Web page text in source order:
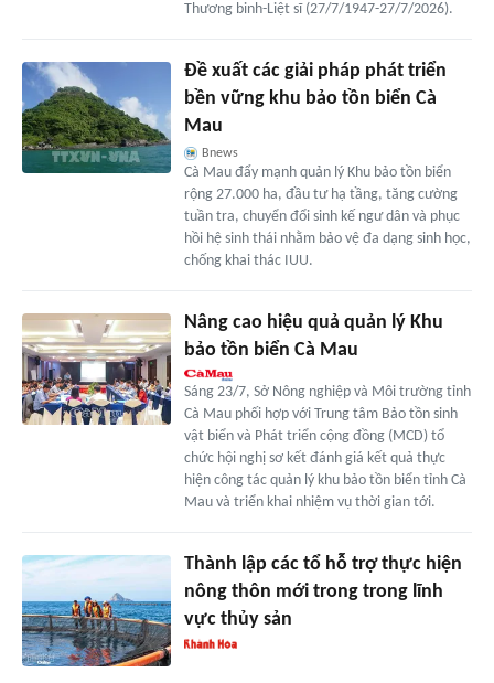
Thương binh-Liệt sĩ (27/7/1947-27/7/2026).
Đề xuất các giải pháp phát triển
bền vững khu bảo tồn biển Cà
Mau
Bnews
Cà Mau đẩy mạnh quản lý Khu bảo tồn biển
rộng 27.000 ha, đầu tư hạ tầng, tăng cường
tuần tra, chuyển đổi sinh kế ngư dân và phục
hồi hệ sinh thái nhằm bảo vệ đa dạng sinh học,
chống khai thác IUU.
Nâng cao hiệu quả quản lý Khu
bảo tồn biển Cà Mau
Sáng 23/7, Sở Nông nghiệp và Môi trường tỉnh
Cà Mau phối hợp với Trung tâm Bảo tồn sinh
vật biển và Phát triển cộng đồng (MCD) tổ
chức hội nghị sơ kết đánh giá kết quả thực
hiện công tác quản lý khu bảo tồn biển tỉnh Cà
Mau và triển khai nhiệm vụ thời gian tới.
Thành lập các tổ hỗ trợ thực hiện
nông thôn mới trong trong lĩnh
vực thủy sản